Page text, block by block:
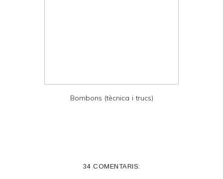
Bombons (tècnica i trucs)
34 COMENTARIS: